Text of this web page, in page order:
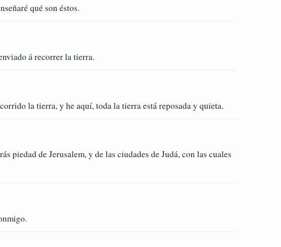
qué son éstos.
á recorrer la tierra.
la tierra, y he aquí, toda la tierra está reposada y quieta.
piedad de Jerusalem, y de las ciudades de Judá, con las cuales